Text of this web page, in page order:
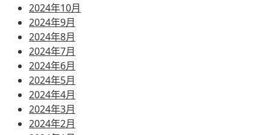
2024年10月
2024年9月
2024年8月
2024年7月
2024年6月
2024年5月
2024年4月
2024年3月
2024年2月